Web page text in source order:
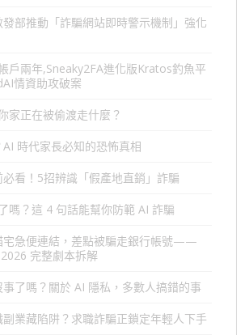
部推動「詐騙網站即時警示機制」強化
戶兩年,Sneaky2FA進化版Kratos釣魚平
情資助攻破案
家正在被偷渡走什麼？
時代家長必知的恐怖真相
看！5招辨識「假產地直銷」詐騙
嗎？這 4 句話能幫你防範 AI 詐騙
宅急便連結，差點被騙走銀行帳號——
完整劇本拆解
了嗎？關於 AI 隱私，多數人搞錯的事
業藏陷阱？求職詐騙正鎖定年輕人下手